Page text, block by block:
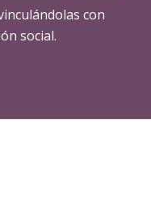
con
social.